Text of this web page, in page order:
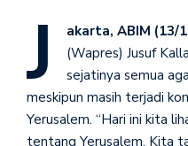
J akarta, ABIM (13/
(Wapres) Jusuf
sejatinya semua
meskipun masih terjadi
Yerusalem. “Hari ini kita
tentang Yerusalem. Kita